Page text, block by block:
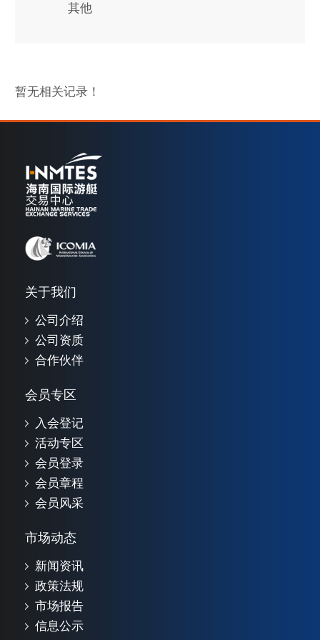
其他
暂无相关记录！
关于我们
公司介绍
公司资质
合作伙伴
会员专区
入会登记
活动专区
会员登录
会员章程
会员风采
市场动态
新闻资讯
政策法规
市场报告
信息公示